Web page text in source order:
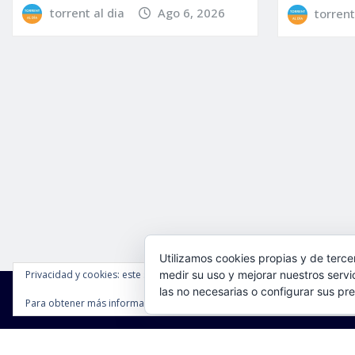
torrent al dia Ago 6, 2026
Utilizamos cookies propias y de
medir su uso y mejorar nuestros
las no necesarias o configurar sus
Privacidad y cookies: este sitio usa cookies. Si continúas navegando por
Para obtener más información, incluido cómo gestionar las cookies,